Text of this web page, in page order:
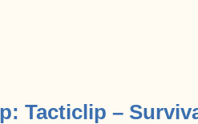
Tacticlip –